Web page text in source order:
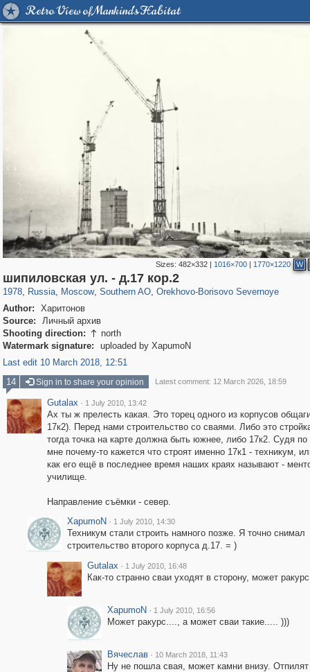
Retro View of Mankind's Habitat
Sizes: 482×332| 1016×700| 1770×1220 W
шипиловская ул. - д.17 кор.2
1978, Russia
1,405,779 29,243
, Moscow
319,716 8,286
, Southern AO
21,636 390
, Orekhovo-Borisovo Severnoye
3,004
Author:
Харитонов
Source:
Личный архив
Shooting direction:  north
Watermark signature:
uploaded by XapumoN
Last edit 10 March 2018, 12:51
14
Sign in to share your opinion Latest comment: 12 March 2026, 18:59
Gutalax · 1 July 2010, 13:42
Ах ты ж прелесть какая. Это торец одного из корпусов
17к2). Перед нами строительство со сваями. Либо это
тогда точка на карте должна быть южнее, либо 17к2. Судя
мне почему-то кажется что строят именно 17к1 - техникум,
как его ещё в последнее время наших краях называют -
училище.
Направление съёмки - север.
XapumoN · 1 July 2010, 14:30
Техникум стали строить намного позже. Я точно снимал
строительство второго корпуса д.17. = )
Gutalax · 1 July 2010, 16:48
Как-то странно сваи уходят в сторону, может
XapumoN · 1 July 2010, 16:56
Может ракурс...., а может сваи такие..... )))
Вячеслав · 10 March 2018, 11:43
Ну не пошла свая, может камни внизу.